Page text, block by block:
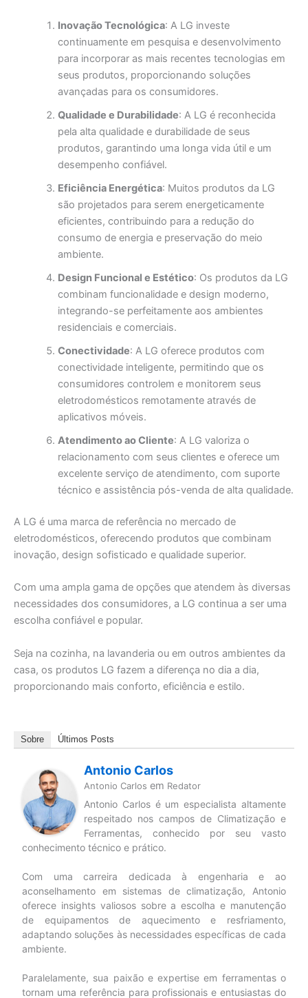
Inovação Tecnológica: A LG investe
continuamente em pesquisa e desenvolvimento
para incorporar as mais recentes tecnologias em
seus produtos, proporcionando soluções
avançadas para os consumidores.
Qualidade e Durabilidade: A LG é reconhecida
pela alta qualidade e durabilidade de seus
produtos, garantindo uma longa vida útil e um
desempenho confiável.
Eficiência Energética: Muitos produtos da LG
são projetados para serem energeticamente
eficientes, contribuindo para a redução do
consumo de energia e preservação do meio
ambiente.
Design Funcional e Estético: Os produtos da LG
combinam funcionalidade e design moderno,
integrando-se perfeitamente aos ambientes
residenciais e comerciais.
Conectividade: A LG oferece produtos com
conectividade inteligente, permitindo que os
consumidores controlem e monitorem seus
eletrodomésticos remotamente através de
aplicativos móveis.
Atendimento ao Cliente: A LG valoriza o
relacionamento com seus clientes e oferece um
excelente serviço de atendimento, com suporte
técnico e assistência pós-venda de alta qualidade.
A LG é uma marca de referência no mercado de
eletrodomésticos, oferecendo produtos que combinam
inovação, design sofisticado e qualidade superior.
Com uma ampla gama de opções que atendem às diversas
necessidades dos consumidores, a LG continua a ser uma
escolha confiável e popular.
Seja na cozinha, na lavanderia ou em outros ambientes da
casa, os produtos LG fazem a diferença no dia a dia,
proporcionando mais conforto, eficiência e estilo.
Sobre Últimos Posts
Antonio Carlos
Antonio Carlos em Redator
Antonio Carlos é um especialista altamente
respeitado nos campos de Climatização e
Ferramentas, conhecido por seu vasto
conhecimento técnico e prático.
Com uma carreira dedicada à engenharia e ao
aconselhamento em sistemas de climatização, Antonio
oferece insights valiosos sobre a escolha e manutenção
de equipamentos de aquecimento e resfriamento,
adaptando soluções às necessidades específicas de cada
ambiente.
Paralelamente, sua paixão e expertise em ferramentas o
tornam uma referência para profissionais e entusiastas do